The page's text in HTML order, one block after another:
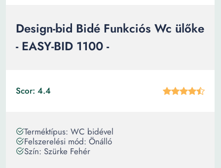
Design-bid Bidé Funkciós Wc ülőke
- EASY-BID 1100 -
Scor: 4.4
Terméktípus: WC bidével
Felszerelési mód: Önálló
Szín: Szürke Fehér